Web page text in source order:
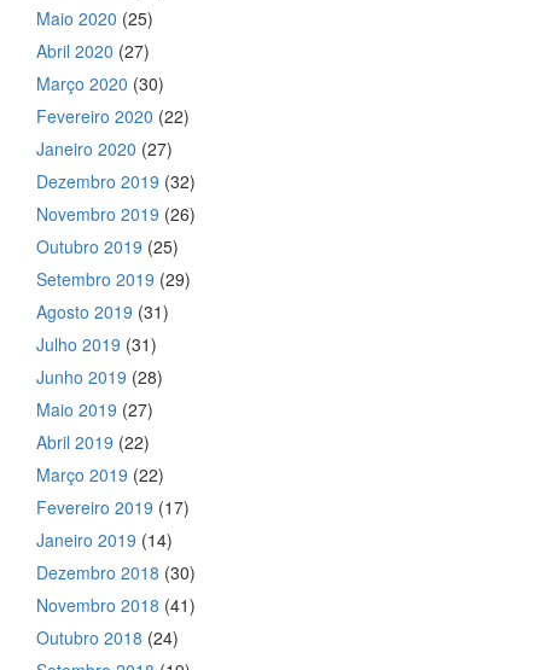
Maio 2020 (25)
Abril 2020 (27)
Março 2020 (30)
Fevereiro 2020 (22)
Janeiro 2020 (27)
Dezembro 2019 (32)
Novembro 2019 (26)
Outubro 2019 (25)
Setembro 2019 (29)
Agosto 2019 (31)
Julho 2019 (31)
Junho 2019 (28)
Maio 2019 (27)
Abril 2019 (22)
Março 2019 (22)
Fevereiro 2019 (17)
Janeiro 2019 (14)
Dezembro 2018 (30)
Novembro 2018 (41)
Outubro 2018 (24)